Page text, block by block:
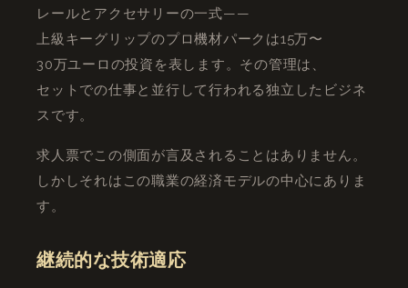
レールとアクセサリーの一式——
上級キーグリップのプロ機材パークは15万〜
30万ユーロの投資を表します。その管理は、
セットでの仕事と並行して行われる独立したビジネ
スです。
求人票でこの側面が言及されることはありません。
しかしそれはこの職業の経済モデルの中心にありま
す。
継続的な技術適応